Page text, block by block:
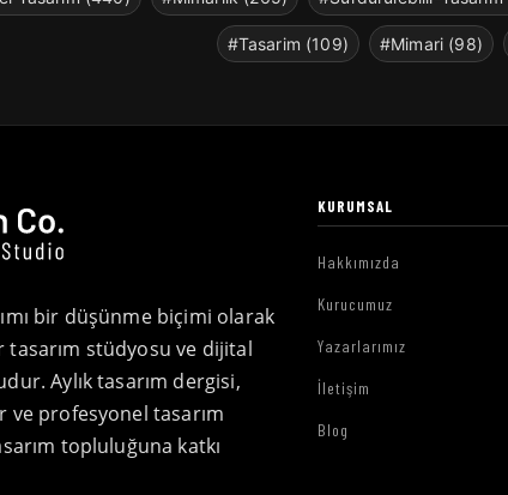
#Tasarim (109) #Mimari (98)
bir düşünme biçimi olarak
tasarım stüdyosu ve dijital
Aylık tasarım dergisi,
ve profesyonel tasarım
topluluğuna katkı
KURUMSAL
Hakkımızda
Kurucumuz
Yazarlarımız
İletişim
Blog